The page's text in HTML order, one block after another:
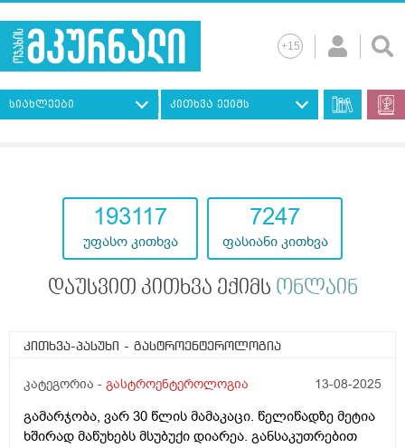
სიახლეები კითხვა ექიმს
193117
უფასო კითხვა
7247
ფასიანი კითხვა
დაუსვით კითხვა ექიმს ონლაინ
კითხვა-პასუხი - გასტროენტეროლოგია
კატეგორია - გასტროენტეროლოგია 13-08-2025
გამარჯობა, ვარ 30 წლის მამაკაცი. წელიწადზე მეტია
ხშირად მაწუხებს მსუბუქი დიარეა. განსაკუთრებით